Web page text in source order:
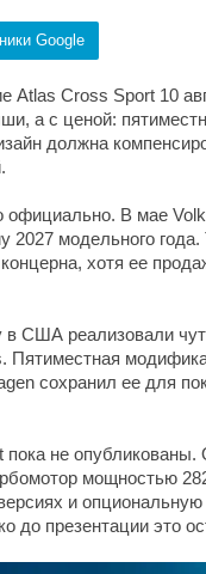
Google
Atlas Cross Sport 10
а с ценой:
должна
В мае
2027 модельного
хотя ее
США реализовали
сохранил ее для
пока не
мощностью
и
до презентации это